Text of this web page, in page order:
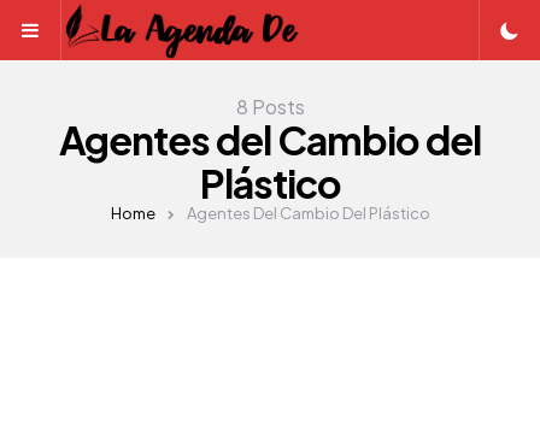
Menu
8 Posts
Agentes del Cambio del
Plástico
Home Agentes Del Cambio Del Plástico